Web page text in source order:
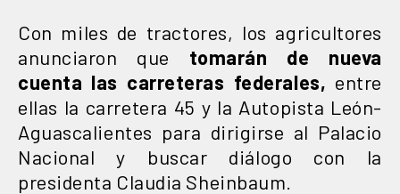
Con miles de tractores, los agricultores
anunciaron que tomarán de nueva
cuenta las carreteras federales, entre
ellas la carretera 45 y la Autopista León-
Aguascalientes para dirigirse al Palacio
Nacional y buscar diálogo con la
presidenta Claudia Sheinbaum.